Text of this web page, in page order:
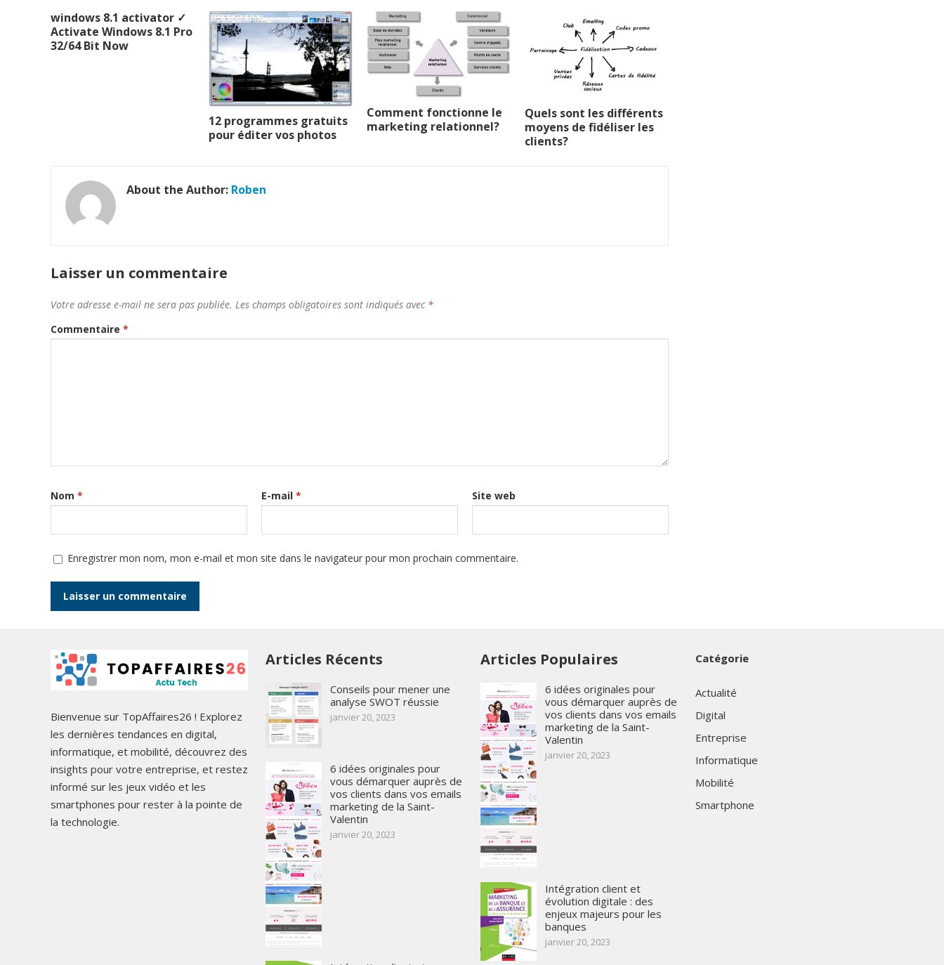
windows 8.1 activator ✓
Activate Windows 8.1 Pro
32/64 Bit Now
12 programmes gratuits
pour éditer vos photos
Comment fonctionne le
marketing relationnel?
Quels sont les différents
moyens de fidéliser les
clients?
About the Author: Roben
Laisser un commentaire
Votre adresse e-mail ne sera pas publiée. Les champs obligatoires sont indiqués avec *
Commentaire *
Nom * E-mail * Site web
Enregistrer mon nom, mon e-mail et mon site dans le navigateur pour mon prochain commentaire.
Bienvenue sur TopAffaires26 ! Explorez
les dernières tendances en digital,
informatique, et mobilité, découvrez des
insights pour votre entreprise, et restez
informé sur les jeux vidéo et les
smartphones pour rester à la pointe de
la technologie.
Articles Récents
Conseils pour mener une
analyse SWOT réussie
janvier 20, 2023
6 idées originales pour
vous démarquer auprès de
vos clients dans vos emails
marketing de la Saint-
Valentin
janvier 20, 2023
Articles Populaires
6 idées originales pour
vous démarquer auprès de
vos clients dans vos emails
marketing de la Saint-
Valentin
janvier 20, 2023
Intégration client et
évolution digitale : des
enjeux majeurs pour les
banques
janvier 20, 2023
Catégorie
Actualité
Digital
Entreprise
Informatique
Mobilité
Smartphone